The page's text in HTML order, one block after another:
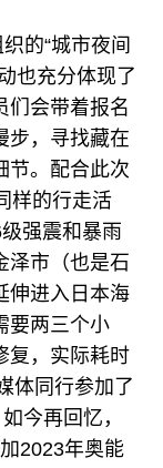
的“城市夜间
也充分体现了
们会带着报名
步，寻找藏在
节。配合此次
样的行走活
强震和暴雨
泽市（也是石
伸进入日本海
要两三个小
复，实际耗时
体同行参加了
今再回忆，
2023年奥能